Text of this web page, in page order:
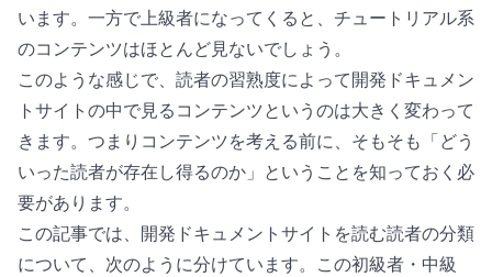
います。一方で上級者になってくると、チュートリアル系
のコンテンツはほとんど見ないでしょう。
このような感じで、読者の習熟度によって開発ドキュメン
トサイトの中で見るコンテンツというのは大きく変わって
きます。つまりコンテンツを考える前に、そもそも「どう
いった読者が存在し得るのか」ということを知っておく必
要があります。
この記事では、開発ドキュメントサイトを読む読者の分類
について、次のように分けています。この初級者・中級